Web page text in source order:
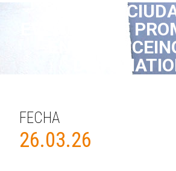
BURGOS
EVENTOS, SE
EN EL
FECHA
26.03.26